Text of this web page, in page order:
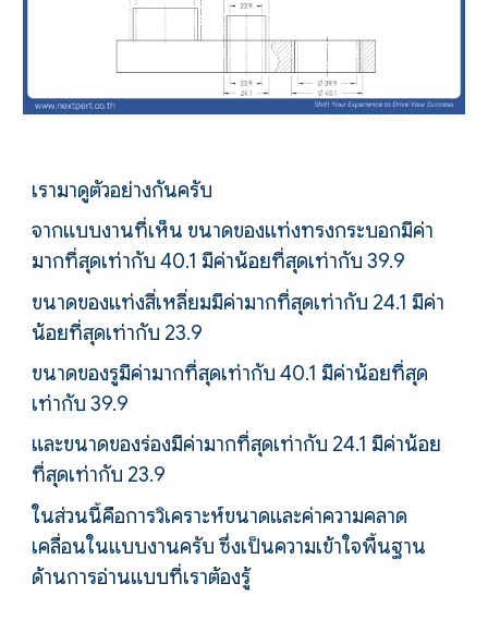
เรามาดูตัวอย่างกันครับ
จากแบบงานที่เห็น ขนาดของแท่งทรงกระบอกมีค่า
มากที่สุดเท่ากับ 40.1 มีค่าน้อยที่สุดเท่ากับ 39.9
ขนาดของแท่งสี่เหลี่ยมมีค่ามากที่สุดเท่ากับ 24.1 มีค่า
น้อยที่สุดเท่ากับ 23.9
ขนาดของรูมีค่ามากที่สุดเท่ากับ 40.1 มีค่าน้อยที่สุด
เท่ากับ 39.9
และขนาดของร่องมีค่ามากที่สุดเท่ากับ 24.1 มีค่าน้อย
ที่สุดเท่ากับ 23.9
ในส่วนนี้คือการวิเคราะห์ขนาดและค่าความคลาด
เคลื่อนในแบบงานครับ ซึ่งเป็นความเข้าใจพื้นฐาน
ด้านการอ่านแบบที่เราต้องรู้